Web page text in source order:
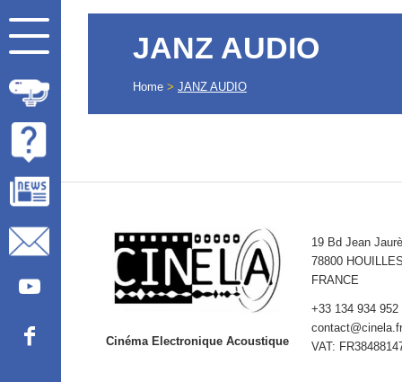
JANZ AUDIO
Home > JANZ AUDIO
Cinéma Electronique Acoustique
19 Bd Jean
78800 HOUILLES
FRANCE
+33 134 934 952
contact@cinela.fr
VAT: